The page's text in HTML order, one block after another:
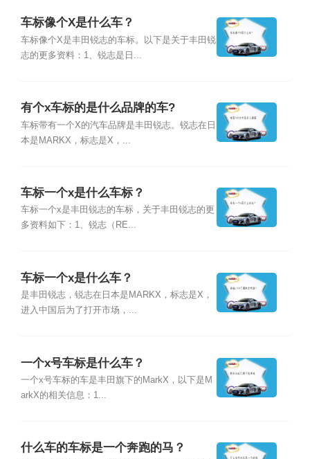
车标像个X是什么车？
车标像个X是丰田锐志的车标。以下是关于丰田锐
志的更多资料：1、锐志是日...
有个x车标的是什么品牌的车?
车标带有一个X的汽车品牌是丰田锐志。锐志在日
本是MARKX，标志是X，...
车标一个x是什么车标？
车标一个x是丰田锐志的车标，关于丰田锐志的更
多资料如下：1、锐志（RE...
车标一个x是什么车？
是丰田锐志，锐志在日本是MARKX，标志是X，
进入中国后为了打开市场，...
一个x号车标是什么车？
一个x号车标的车是丰田旗下的MarkX，以下是M
arkX的相关信息：1...
什么车的车标是一个奔跑的马？